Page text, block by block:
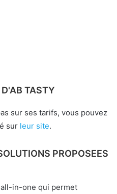
TASTY
sur ses tarifs, vous pouvez
sur leur site.
PROPOSEES
in-one qui permet